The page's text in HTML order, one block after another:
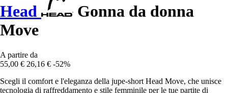
Head
Gonna da donna
Move
A partire da
55,00 € 26,16 € -52%
Scegli il comfort e l'eleganza della jupe-short Head Move, che unisce
tecnologia di raffreddamento e stile femminile per le tue partite di